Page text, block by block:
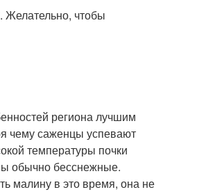
Желательно, чтобы
региона лучшим
чему саженцы успевают
температуры почки
обычно бесснежные.
малину в это время, она не